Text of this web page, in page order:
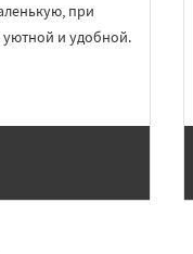
при
и удобной.